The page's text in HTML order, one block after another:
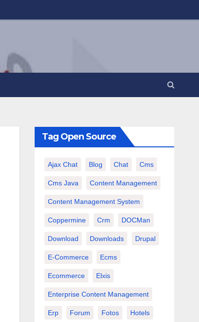
Tag Open Source
Ajax Chat Blog Chat Cms
Cms Java Content Management
Content Management System
Coppermine Crm DOCMan
Download Downloads Drupal
E-Commerce Ecms
Ecommerce Elxis
Enterprise Content Management
Erp Forum Fotos Hotels